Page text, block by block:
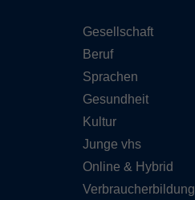
Gesellschaft
Beruf
Sprachen
Gesundheit
Kultur
Junge vhs
Online & Hybrid
Verbraucherbildung